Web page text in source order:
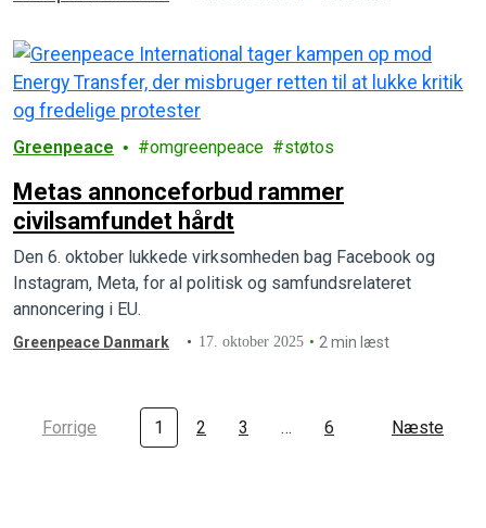
Greenpeace omgreenpeace støtos
Metas annonceforbud rammer
civilsamfundet hårdt
Den 6. oktober lukkede virksomheden bag Facebook og
Instagram, Meta, for al politisk og samfundsrelateret
annoncering i EU.
Greenpeace Danmark 17. oktober 2025 2 min læst
Forrige 1 2 3 … 6 Næste